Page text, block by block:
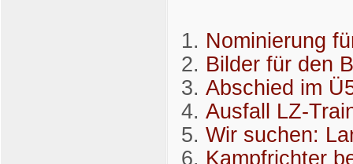
Nominierung
Bilder für den
Abschied im
Ausfall LZ-
Wir suchen:
Kampfrichter